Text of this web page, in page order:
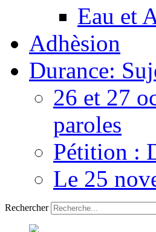
Eau et
Adhèsion
Durance:
26 et 27
paroles
Pétition :
Le 25
Rechercher